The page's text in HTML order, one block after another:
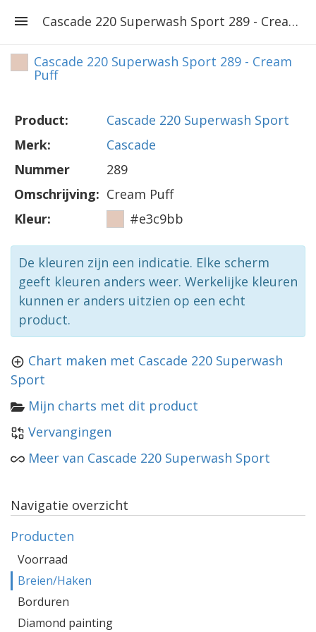
Cascade 220 Superwash Sport 289 - Cream Puff
Cascade 220 Superwash Sport 289 - Cream
Puff
Product:
Cascade 220 Superwash Sport
Merk:
Cascade
Nummer
289
Omschrijving: Cream Puff
Kleur:
#e3c9bb
De kleuren zijn een indicatie. Elke scherm
geeft kleuren anders weer. Werkelijke kleuren
kunnen er anders uitzien op een echt
product.
Chart maken met Cascade 220 Superwash
Sport
Mijn charts met dit product
Vervangingen
Meer van Cascade 220 Superwash Sport
Navigatie overzicht
Producten
Voorraad
Breien/Haken
Borduren
Diamond painting